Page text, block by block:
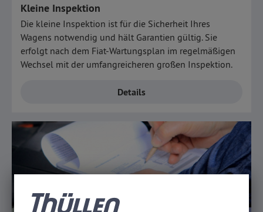
Kleine Inspektion
Die kleine Inspektion ist für die Sicherheit Ihres
Wagens notwendig und hält Garantien gültig. Sie
erfolgt nach dem Fiat-Wartungsplan im regelmäßigen
Wechsel mit der umfangreicheren großen Inspektion.
Details